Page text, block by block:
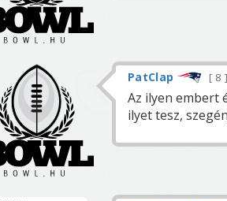
PatClap 8
Az ilyen embert
ilyet tesz,